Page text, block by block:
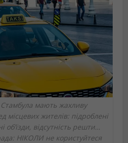
Стамбула мають жахливу
місцевих жителів: підроблені
об’їзди, відсутність решти…
НІКОЛИ не користуйтеся